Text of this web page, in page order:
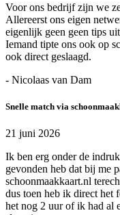
Voor ons bedrijf zijn we
Allereerst ons eigen
eigenlijk geen geen tips
Iemand tipte ons ook op
ook direct geslaagd.
- Nicolaas van Dam
Snelle match via
21 juni 2026
Ik ben erg onder de
gevonden heb dat bij me
schoonmaakkaart.nl
dus toen heb ik direct het
het nog 2 uur of ik had al